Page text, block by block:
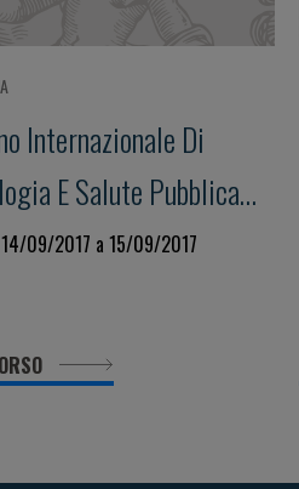
Internazionale Di
E Salute Pubblica
Mondiale Per La
Del Suicidio XV
14/09/2017 a 15/09/2017